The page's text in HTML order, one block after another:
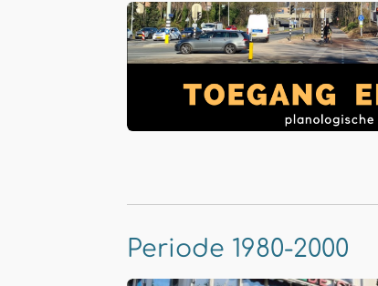
Periode 1980-2000